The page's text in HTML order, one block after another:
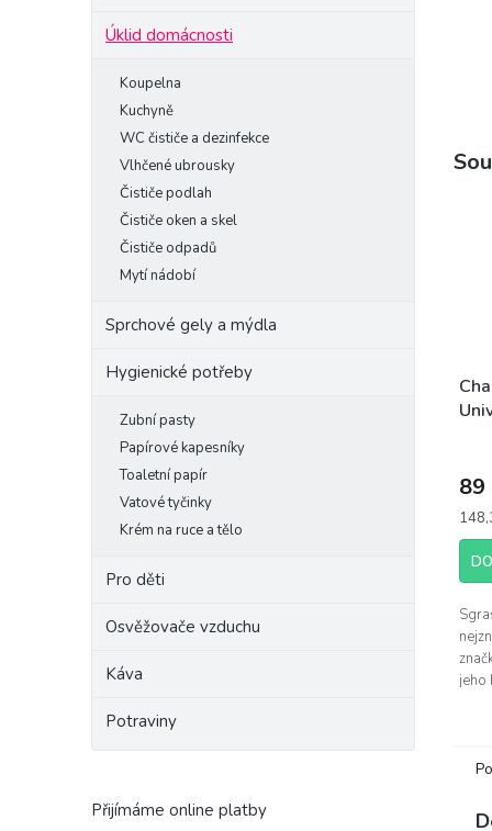
Úklid domácnosti
Koupelna
Kuchyně
WC čističe a dezinfekce
Vlhčené ubrousky
Čističe podlah
Čističe oken a skel
Čističe odpadů
Mytí nádobí
Sprchové gely a mýdla
Hygienické potřeby
Zubní pasty
Papírové kapesníky
Toaletní papír
Vatové tyčinky
Krém na ruce a tělo
Pro děti
Osvěžovače vzduchu
Káva
Potraviny
Přijímáme online platby
89
cena:
jeho